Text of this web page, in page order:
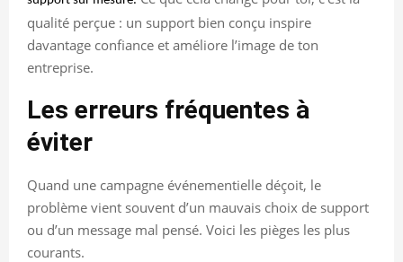
qualité perçue : un support bien conçu inspire
davantage confiance et améliore l’image de ton
entreprise.
Les erreurs fréquentes à
éviter
Quand une campagne événementielle déçoit, le
problème vient souvent d’un mauvais choix de support
ou d’un message mal pensé. Voici les pièges les plus
courants.